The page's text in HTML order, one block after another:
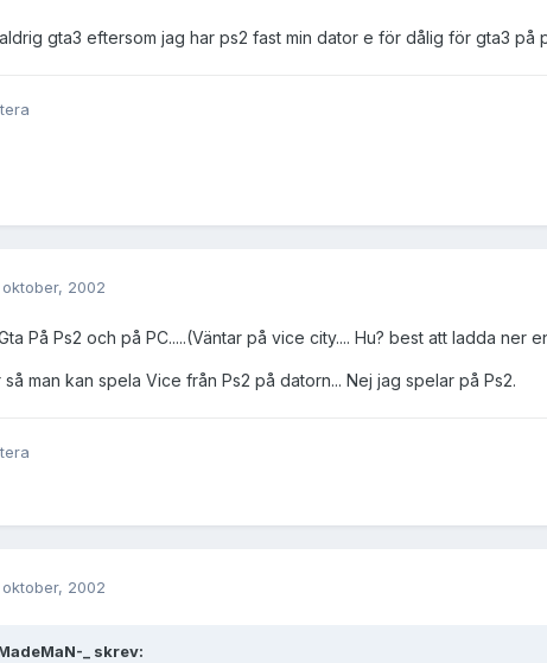
gta3 eftersom jag har ps2 fast min dator e för dålig för gta3 på
oktober, 2002
På Ps2 och på PC.....(Väntar på vice city.... Hu? best att ladda ner
så man kan spela Vice från Ps2 på datorn... Nej jag spelar på Ps2.
oktober, 2002
_ skrev: